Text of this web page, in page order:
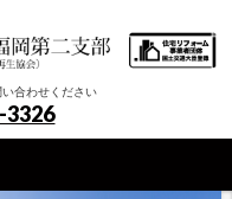
合わせください
3326